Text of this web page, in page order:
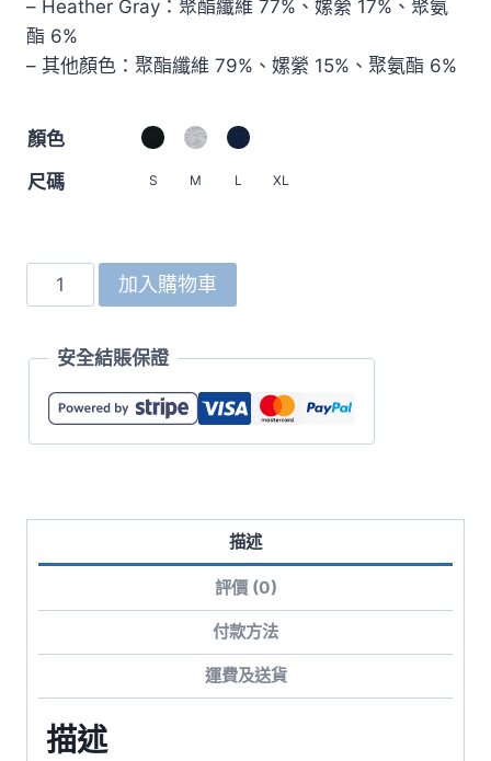
– Heather Gray：聚酯纖維 77%、嫘縈 17%、聚氨
酯 6%
– 其他顏色：聚酯纖維 79%、嫘縈 15%、聚氨酯 6%
顏色
尺碼
S M L XL
2293
9.4oz
卡
領
數
加入購物車
安全結賬保證
描述
評價 (0)
付款方法
運費及送貨
描述